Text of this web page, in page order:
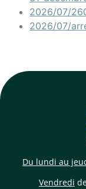
2026/07/
2026/07/
Du lundi au
Vendredi